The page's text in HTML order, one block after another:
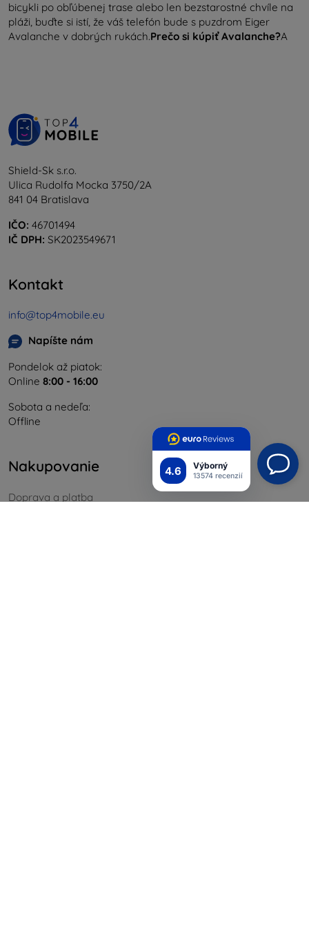
4.6 Výborný
13574 recenzií
bicykli po obľúbenej trase alebo len bezstarostné chvíle na
pláži, buďte si istí, že váš telefón bude s puzdrom Eiger
Avalanche v dobrých rukách.Prečo si kúpiť Avalanche?A
Shield-Sk s.r.o.
Ulica Rudolfa Mocka 3750/2A
841 04 Bratislava
IČO: 46701494
IČ DPH: SK2023549671
Kontakt
info@top4mobile.eu
Napíšte nám
Pondelok až piatok:
Online 8:00 - 16:00
Sobota a nedeľa:
Offline
Nakupovanie
Doprava a platba